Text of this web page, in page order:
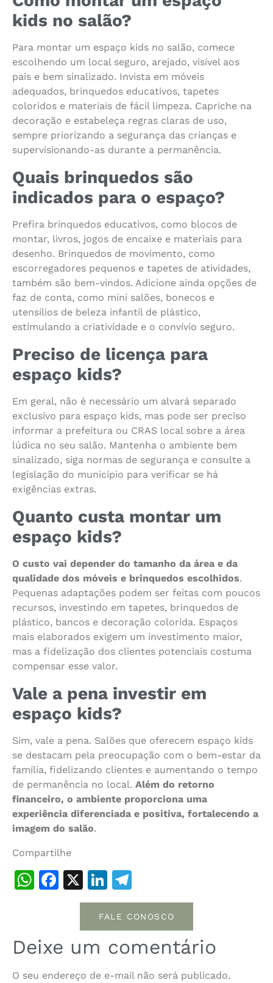
kids no salão?
Para montar um espaço kids no salão, comece
escolhendo um local seguro, arejado, visível aos
pais e bem sinalizado. Invista em móveis
adequados, brinquedos educativos, tapetes
coloridos e materiais de fácil limpeza. Capriche na
decoração e estabeleça regras claras de uso,
sempre priorizando a segurança das crianças e
supervisionando-as durante a permanência.
Quais brinquedos são
indicados para o espaço?
Prefira brinquedos educativos, como blocos de
montar, livros, jogos de encaixe e materiais para
desenho. Brinquedos de movimento, como
escorregadores pequenos e tapetes de atividades,
também são bem-vindos. Adicione ainda opções de
faz de conta, como mini salões, bonecos e
utensílios de beleza infantil de plástico,
estimulando a criatividade e o convívio seguro.
Preciso de licença para
espaço kids?
Em geral, não é necessário um alvará separado
exclusivo para espaço kids, mas pode ser preciso
informar a prefeitura ou CRAS local sobre a área
lúdica no seu salão. Mantenha o ambiente bem
sinalizado, siga normas de segurança e consulte a
legislação do município para verificar se há
exigências extras.
Quanto custa montar um
espaço kids?
O custo vai depender do tamanho da área e da
qualidade dos móveis e brinquedos escolhidos.
Pequenas adaptações podem ser feitas com poucos
recursos, investindo em tapetes, brinquedos de
plástico, bancos e decoração colorida. Espaços
mais elaborados exigem um investimento maior,
mas a fidelização dos clientes potenciais costuma
compensar esse valor.
Vale a pena investir em
espaço kids?
Sim, vale a pena. Salões que oferecem espaço kids
se destacam pela preocupação com o bem-estar da
família, fidelizando clientes e aumentando o tempo
de permanência no local. Além do retorno
financeiro, o ambiente proporciona uma
experiência diferenciada e positiva, fortalecendo a
imagem do salão.
Compartilhe
WhatsApp
Facebook
X LinkedIn
FALE CONOSCO
Deixe um comentário
O seu endereço de e-mail não será publicado.